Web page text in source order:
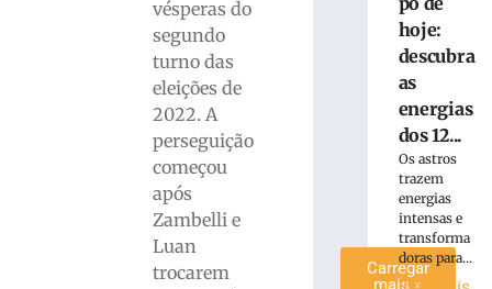
vésperas do
segundo
turno das
eleições de
2022. A
perseguição
começou
após
Zambelli e
Luan
trocarem
Carregar
mais »
hoje:
descubra
as
energias
dos 12...
Os astros
trazem
energias
intensas e
transforma
doras para...